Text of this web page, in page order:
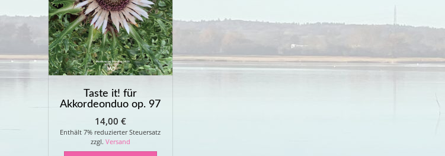
Taste it! für
Akkordeonduo op. 97
14,00 €
Enthält 7% reduzierter Steuersatz
zzgl. Versand